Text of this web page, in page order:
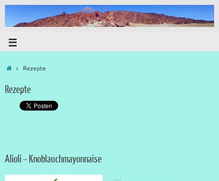
Rezepte
Rezepte
Alioli – Knoblauchmayonnaise
…